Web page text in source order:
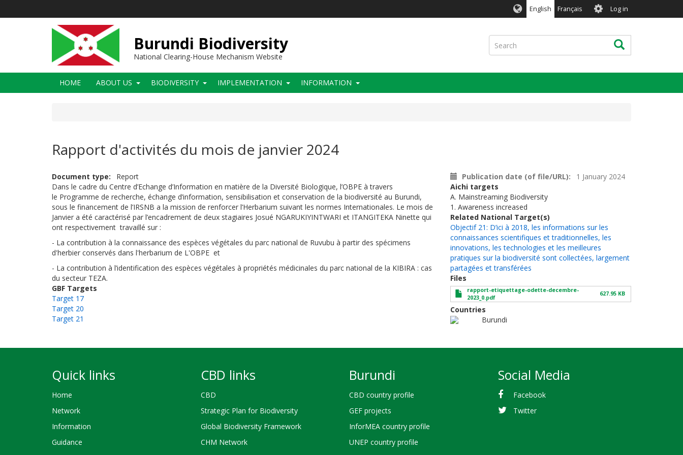
English Français User
account
menu
Log in
Burundi Biodiversity
National Clearing-House Mechanism Website
Search Search
Main
navigation
HOME ABOUT US BIODIVERSITY IMPLEMENTATION INFORMATION
Rapport d'activités du mois de janvier 2024
Document type
Report
Dans le cadre du Centre d’Echange d’Information en matière de la Diversité Biologique, l’OBPE à travers
le Programme de recherche, échange d’information, sensibilisation et conservation de la biodiversité au Burundi,
sous le financement de l’IRSNB a la mission de renforcer l’Herbarium suivant les normes Internationales. Le mois de
Janvier a été caractérisé par l’encadrement de deux stagiaires Josué NGARUKIYINTWARI et ITANGITEKA Ninette qui
ont respectivement travaillé sur :
- La contribution à la connaissance des espèces végétales du parc national de Ruvubu à partir des spécimens
d'herbier conservés dans l'herbarium de L'OBPE et
- La contribution à l’identification des espèces végétales à propriétés médicinales du parc national de la KIBIRA : cas
du secteur TEZA.
GBF Targets
Target 17
Target 20
Target 21
Publication date (of file/URL)
1 January 2024
Aichi targets
A. Mainstreaming Biodiversity
1. Awareness increased
Related National Target(s)
Objectif 21: D’ici à 2018, les informations sur les
connaissances scientifiques et traditionnelles, les
innovations, les technologies et les meilleures
pratiques sur la biodiversité sont collectées, largement
partagées et transférées
Files
rapport-etiquettage-odette-decembre-
2023_0.pdf
627.95 KB
Countries
Burundi
Quick links
Home
Network
Information
Guidance
CBD links
CBD
Strategic Plan for Biodiversity
Global Biodiversity Framework
CHM Network
Burundi
CBD country profile
GEF projects
InforMEA country profile
UNEP country profile
Social Media
Facebook
Twitter